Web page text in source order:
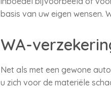
basis van uw eigen wensen.
WA-
Net als met een gewone
u zich voor de materiële